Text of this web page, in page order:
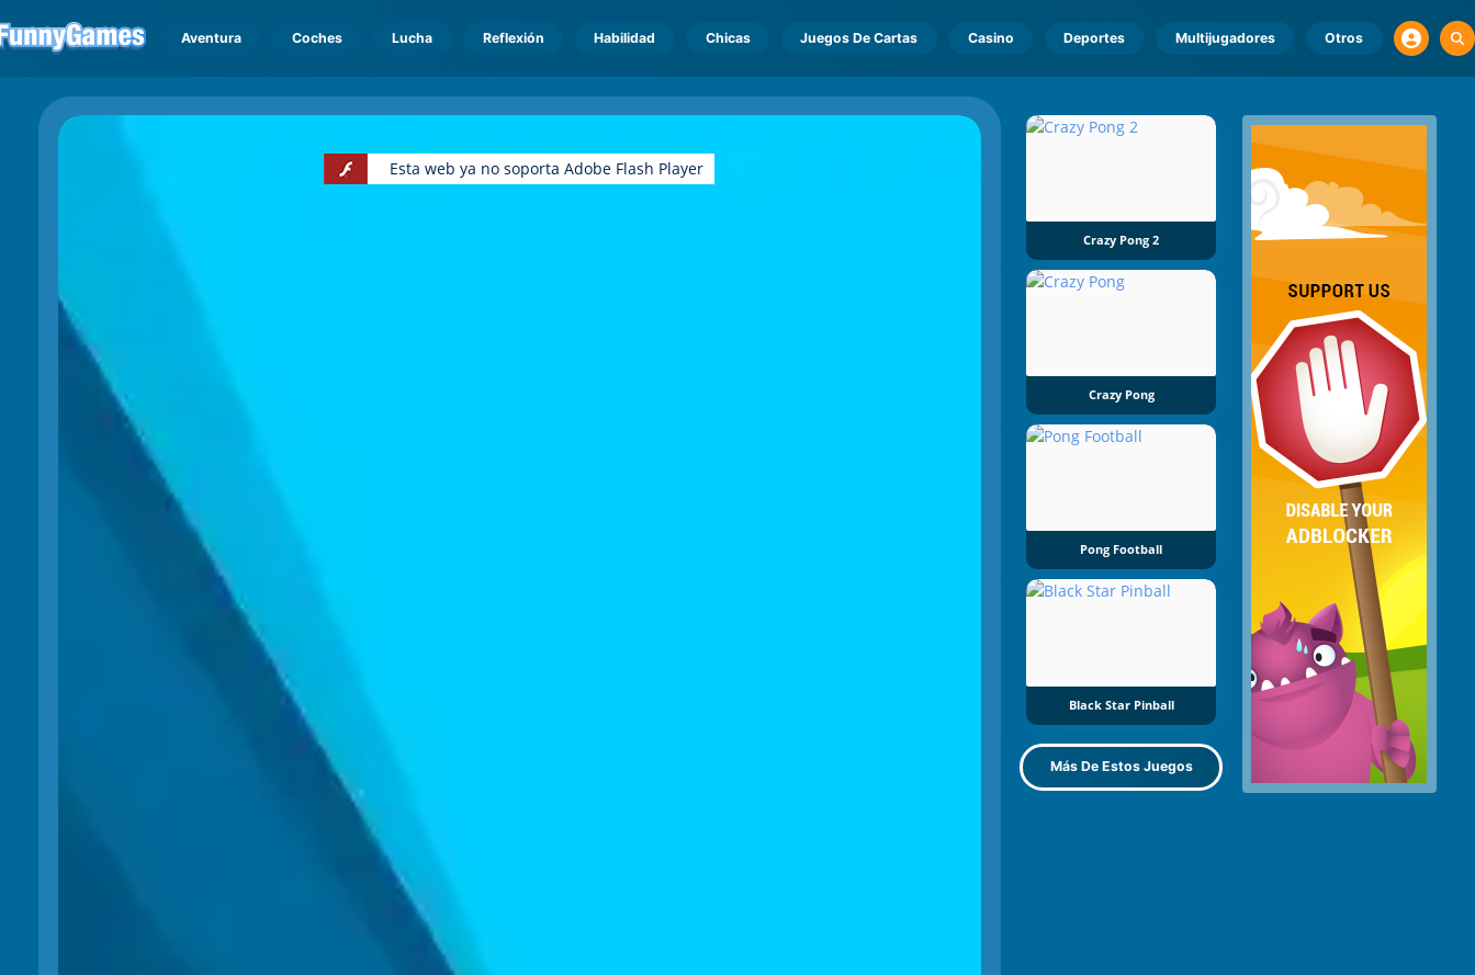
Aventura Coches Lucha Reflexión Habilidad Chicas Juegos De Cartas Casino Deportes Multijugadores Otros
Esta web ya no soporta Adobe Flash Player
Crazy Pong 2
Crazy Pong
Pong Football
Black Star Pinball
Más De Estos Juegos